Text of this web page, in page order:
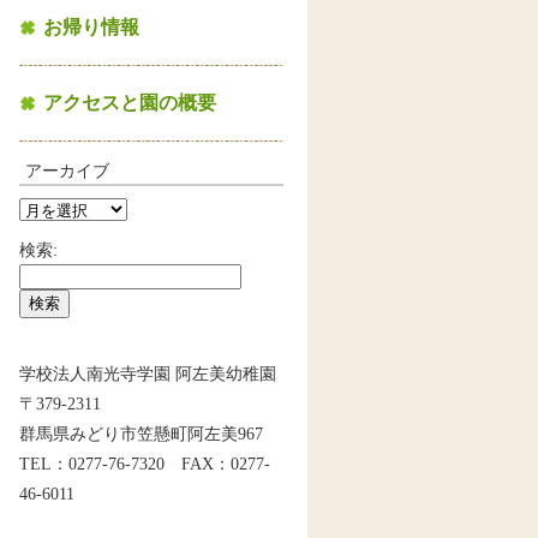
お帰り情報
アクセスと園の概要
アーカイブ
検索:
学校法人南光寺学園 阿左美幼稚園
〒379-2311
群馬県みどり市笠懸町阿左美967
TEL：0277-76-7320 FAX：0277-
46-6011